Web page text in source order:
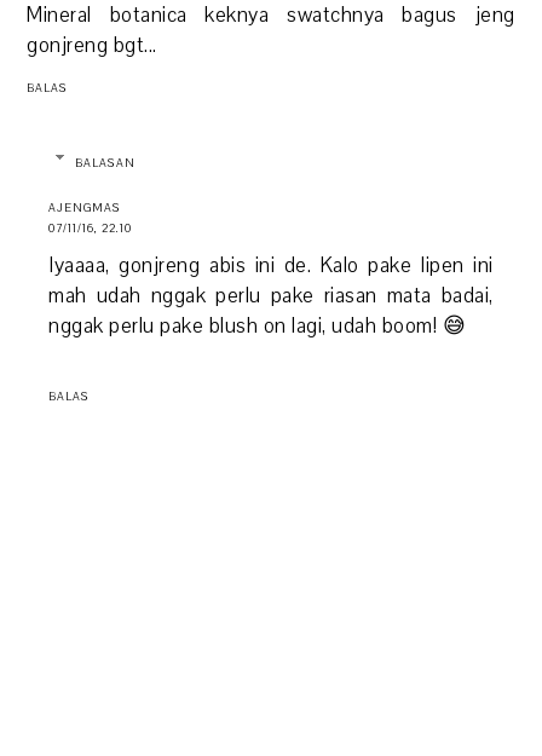
Mineral botanica keknya swatchnya bagus jeng
gonjreng bgt...
BALAS
BALASAN
AJENGMAS
07/11/16, 22.10
Iyaaaa, gonjreng abis ini de. Kalo pake lipen ini
mah udah nggak perlu pake riasan mata badai,
nggak perlu pake blush on lagi, udah boom! 😅
BALAS